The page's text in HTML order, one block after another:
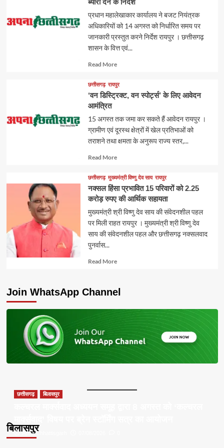
प्रधान महालेखाकार कार्यालय ने बजट नियंत्रक
अधिकारियों को 14 अगस्त को निर्धारित समय पर
जानकारी प्रस्तुत करने निर्देश रायपुर । छत्तीसगढ़
शासन के वित्त एवं...
Read MoreRead
about
छत्तीसगढ़ रायपुर
‘वन डिस्ट्रिक्ट, वन स्पोर्ट्स’ के लिए आवेदन
आमंत्रित
15 अगस्त तक जमा कर सकते हैं आवेदन रायपुर ।
ग्रामीण एवं दूरस्थ क्षेत्रों में खेल प्रतिभाओं को
तराशने तथा क्षमता के अनुरूप राज्य स्तर,...
Read MoreRead
about
छत्तीसगढ़ मुख्यमंत्री विष्णु देव साय रायपुर
नक्सल हिंसा प्रभावित 15 परिवारों को 2.25
करोड़ रुपए की आर्थिक सहायता
मुख्यमंत्री श्री विष्णु देव साय की संवेदनशील पहल
पर मिली राहत रायपुर । मुख्यमंत्री श्री विष्णु देव
साय की संवेदनशील पहल और छत्तीसगढ़ नक्सलवाद
पुनर्वास...
Read MoreRead
Join WhatsApp Channel
बिलासपुर
छत्तीसगढ़ बिलासपुर
Apna Chhattisgarh